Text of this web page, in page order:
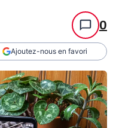
0
Ajoutez-nous en favori